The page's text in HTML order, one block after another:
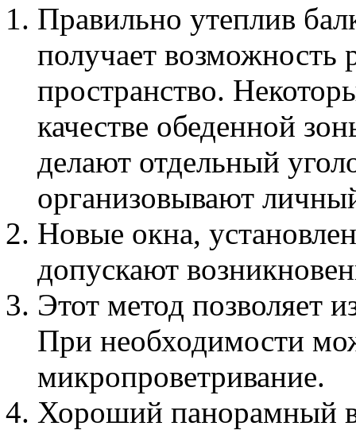
Правильно утеплив
получает возможность
пространство.
качестве обеденной
делают отдельный
организовывают
Новые окна,
допускают
Этот метод позволяет
При необходимости
микропроветривание.
Хороший панорамный